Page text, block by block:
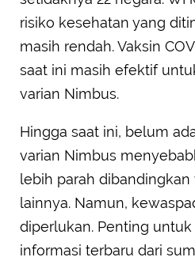
risiko kesehatan yang
masih rendah. Vaksin
saat ini masih efektif
varian Nimbus.
Hingga saat ini, belum
varian Nimbus
lebih parah dibandingkan
lainnya. Namun,
diperlukan. Penting
informasi terbaru dari